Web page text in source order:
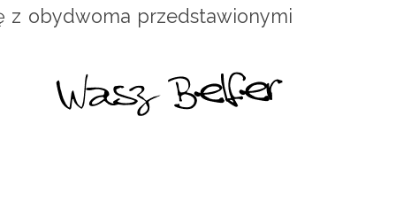
z obydwoma przedstawionymi